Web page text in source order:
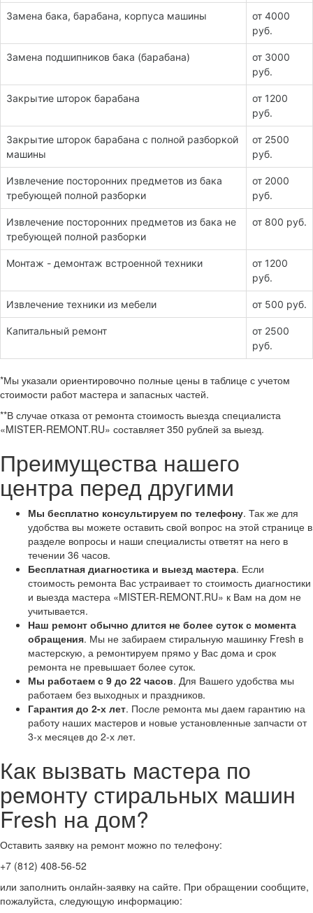
Замена бака, барабана, корпуса машины
от 4000
руб.
Замена подшипников бака (барабана)
от 3000
руб.
Закрытие шторок барабана
от 1200
руб.
Закрытие шторок барабана с полной разборкой
машины
от 2500
руб.
Извлечение посторонних предметов из бака
требующей полной разборки
от 2000
руб.
Извлечение посторонних предметов из бака не
требующей полной разборки
от 800 руб.
Монтаж - демонтаж встроенной техники
от 1200
руб.
Извлечение техники из мебели от 500 руб.
Капитальный ремонт
от 2500
руб.
*Мы указали ориентировочно полные цены в таблице с учетом
стоимости работ мастера и запасных частей.
**В случае отказа от ремонта стоимость выезда специалиста
«MISTER-REMONT.RU» составляет 350 рублей за выезд.
Преимущества нашего
центра перед другими
Мы бесплатно консультируем по телефону. Так же для
удобства вы можете оставить свой вопрос на этой странице в
разделе вопросы и наши специалисты ответят на него в
течении 36 часов.
Бесплатная диагностика и выезд мастера. Если
стоимость ремонта Вас устраивает то стоимость диагностики
и выезда мастера «MISTER-REMONT.RU» к Вам на дом не
учитывается.
Наш ремонт обычно длится не более суток с момента
обращения. Мы не забираем стиральную машинку Fresh в
мастерскую, а ремонтируем прямо у Вас дома и срок
ремонта не превышает более суток.
Мы работаем с 9 до 22 часов. Для Вашего удобства мы
работаем без выходных и праздников.
Гарантия до 2-х лет. После ремонта мы даем гарантию на
работу наших мастеров и новые установленные запчасти от
3-х месяцев до 2-х лет.
Как вызвать мастера по
ремонту стиральных машин
Fresh на дом?
Оставить заявку на ремонт можно по телефону:
+7 (812) 408-56-52
или заполнить онлайн-заявку на сайте. При обращении сообщите,
пожалуйста, следующую информацию: